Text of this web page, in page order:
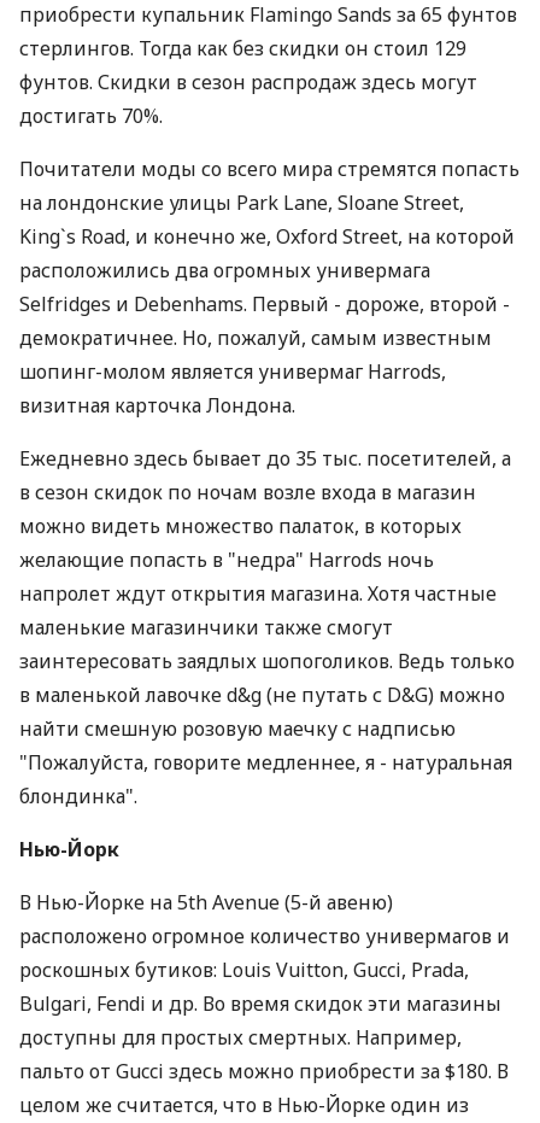
приобрести купальник Flamingo Sands за 65 фунтов
стерлингов. Тогда как без скидки он стоил 129
фунтов. Скидки в сезон распродаж здесь могут
достигать 70%.
Почитатели моды со всего мира стремятся попасть
на лондонские улицы Park Lane, Sloane Street,
King`s Road, и конечно же, Оxford Street, на которой
расположились два огромных универмага
Selfridges и Debenhams. Первый - дороже, второй -
демократичнее. Но, пожалуй, самым известным
шопинг-молом является универмаг Harrods,
визитная карточка Лондона.
Ежедневно здесь бывает до 35 тыс. посетителей, а
в сезон скидок по ночам возле входа в магазин
можно видеть множество палаток, в которых
желающие попасть в "недра" Harrods ночь
напролет ждут открытия магазина. Хотя частные
маленькие магазинчики также смогут
заинтересовать заядлых шопоголиков. Ведь только
в маленькой лавочке d&g (не путать с D&G) можно
найти смешную розовую маечку с надписью
"Пожалуйста, говорите медленнее, я - натуральная
блондинка".
Нью-Йорк
В Нью-Йорке на 5th Avenue (5-й авеню)
расположено огромное количество универмагов и
роскошных бутиков: Louis Vuitton, Gucci, Prada,
Bulgari, Fendi и др. Во время скидок эти магазины
доступны для простых смертных. Например,
пальто от Gucci здесь можно приобрести за $180. В
целом же считается, что в Нью-Йорке один из